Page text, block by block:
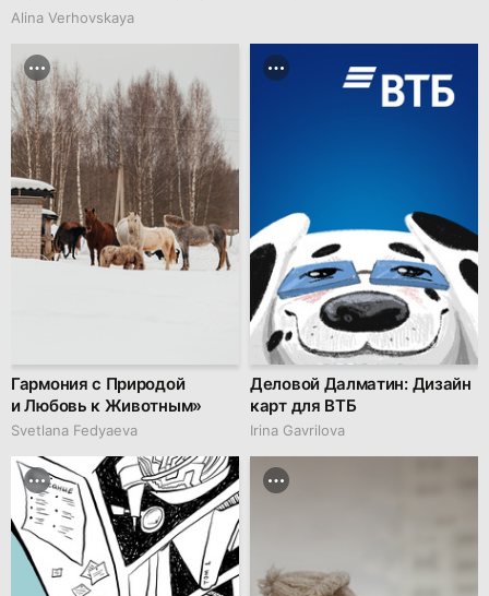
Alina Verhovskaya
Гармония с Природой
и Любовь к Животным»
Svetlana Fedyaeva
Деловой Далматин: Дизайн
карт для ВТБ
Irina Gavrilova